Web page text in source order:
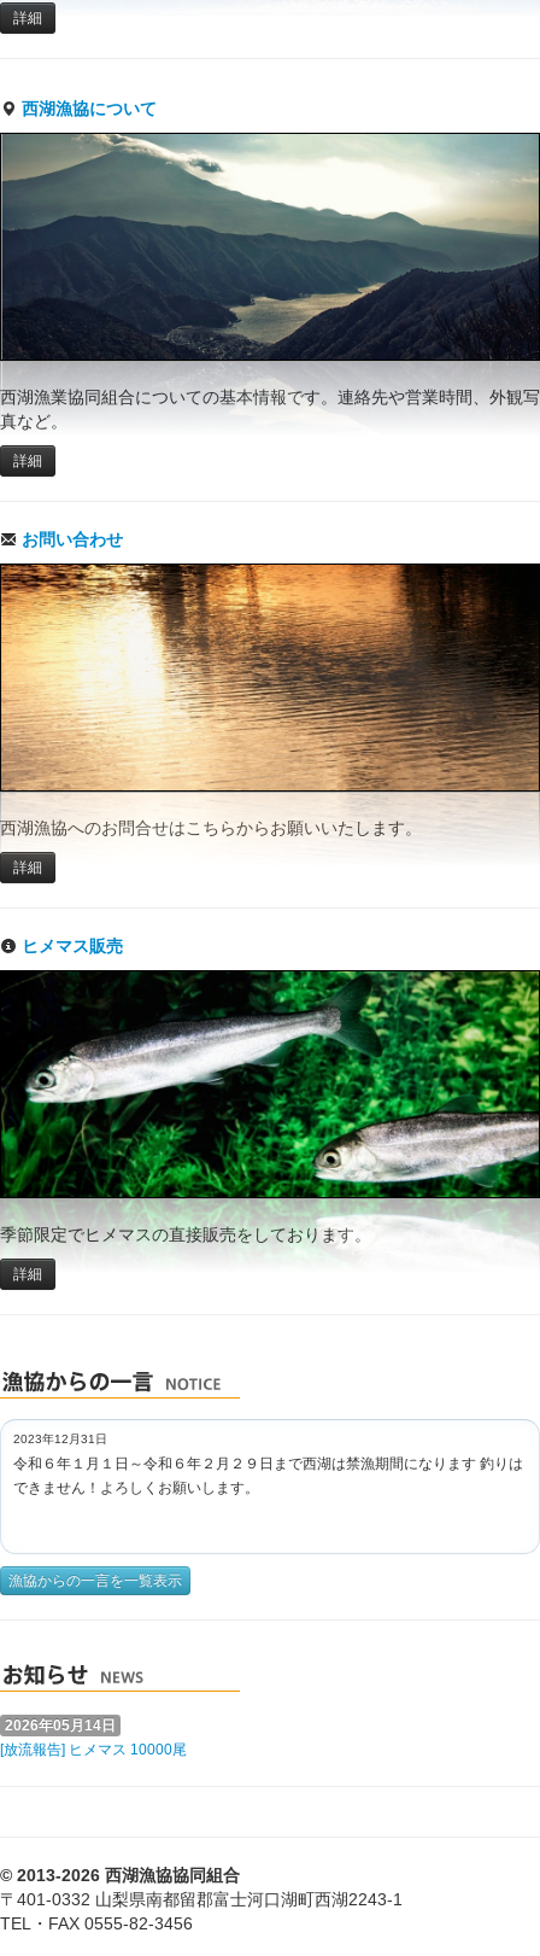
詳細
西湖漁協について
西湖漁業協同組合についての基本情報です。連絡先や営業時間、外観写
真など。
詳細
お問い合わせ
西湖漁協へのお問合せはこちらからお願いいたします。
詳細
ヒメマス販売
季節限定でヒメマスの直接販売をしております。
詳細
2023年12月31日
令和６年１月１日～令和６年２月２９日まで西湖は禁漁期間になります 釣りは
できません！よろしくお願いします。
漁協からの一言を一覧表示
2026年05月14日
[放流報告] ヒメマス 10000尾
© 2013-2026 西湖漁協協同組合
〒401-0332 山梨県南都留郡富士河口湖町西湖2243-1
TEL・FAX 0555-82-3456